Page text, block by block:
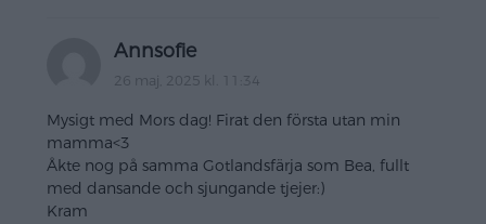
Annsofie
26 maj, 2025 kl. 11:34
Mysigt med Mors dag! Firat den första utan min
mamma<3
Åkte nog på samma Gotlandsfärja som Bea, fullt
med dansande och sjungande tjejer:)
Kram